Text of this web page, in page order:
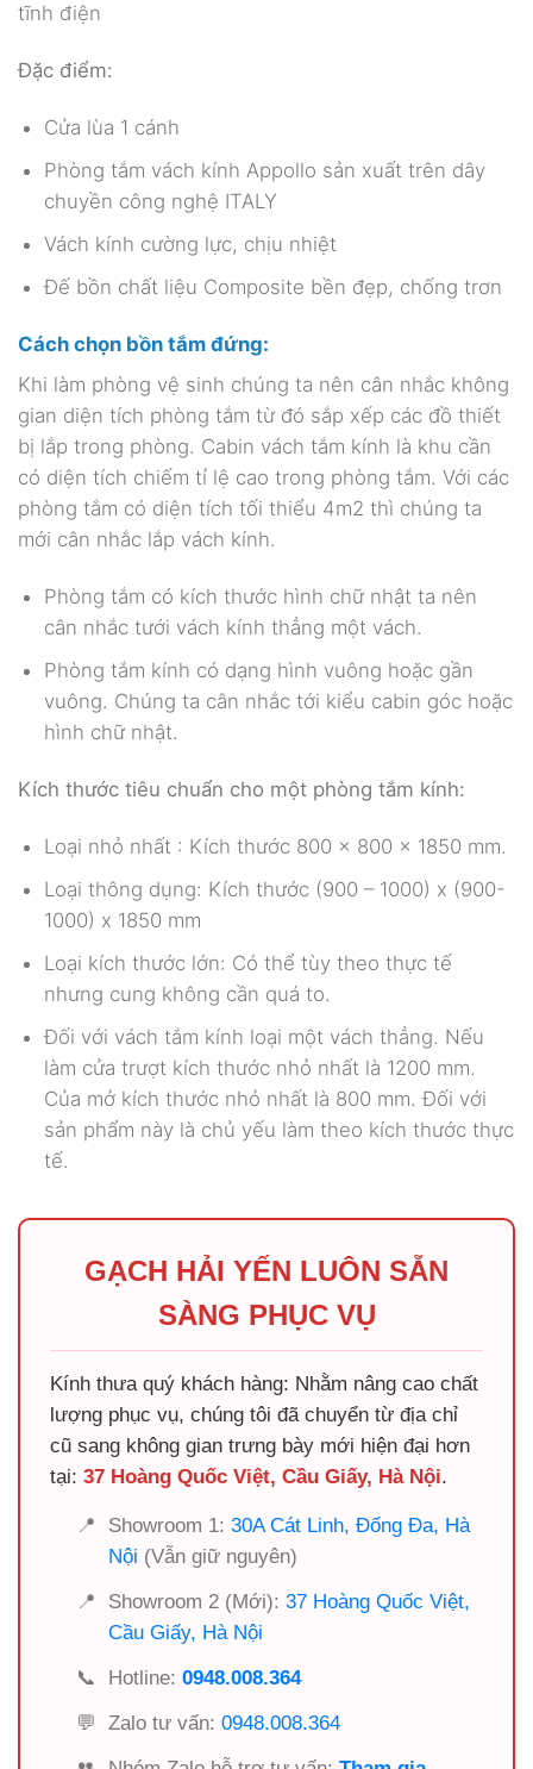
tĩnh điện
Đặc điểm:
Cửa lùa 1 cánh
Phòng tắm vách kính Appollo sản xuất trên dây
chuyền công nghệ ITALY
Vách kính cường lực, chịu nhiệt
Đế bồn chất liệu Composite bền đẹp, chống trơn
Cách chọn bồn tắm đứng:
Khi làm phòng vệ sinh chúng ta nên cân nhắc không
gian diện tích phòng tắm từ đó sắp xếp các đồ thiết
bị lắp trong phòng. Cabin vách tắm kính là khu cần
có diện tích chiếm tỉ lệ cao trong phòng tắm. Với các
phòng tắm có diện tích tối thiểu 4m2 thì chúng ta
mới cân nhắc lắp vách kính.
Phòng tắm có kích thước hình chữ nhật ta nên
cân nhắc tưới vách kính thẳng một vách.
Phòng tắm kính có dạng hình vuông hoặc gần
vuông. Chúng ta cân nhắc tới kiểu cabin góc hoặc
hình chữ nhật.
Kích thước tiêu chuẩn cho một phòng tắm kính:
Loại nhỏ nhất : Kích thước 800 x 800 x 1850 mm.
Loại thông dụng: Kích thước (900 – 1000) x (900-
1000) x 1850 mm
Loại kích thước lớn: Có thể tùy theo thực tế
nhưng cung không cần quá to.
Đối với vách tắm kính loại một vách thẳng. Nếu
làm cửa trượt kích thước nhỏ nhất là 1200 mm.
Của mở kích thước nhỏ nhất là 800 mm. Đối với
sản phẩm này là chủ yếu làm theo kích thước thực
tế.
GẠCH HẢI YẾN LUÔN SẴN
SÀNG PHỤC VỤ
Kính thưa quý khách hàng: Nhằm nâng cao chất
lượng phục vụ, chúng tôi đã chuyển từ địa chỉ
cũ sang không gian trưng bày mới hiện đại hơn
tại: 37 Hoàng Quốc Việt, Cầu Giấy, Hà Nội.
📍 Showroom 1: 30A Cát Linh, Đống Đa, Hà
Nội (Vẫn giữ nguyên)
📍
Showroom 2 (Mới): 37 Hoàng Quốc Việt,
Cầu Giấy, Hà Nội
📞
Hotline: 0948.008.364
💬
Zalo tư vấn: 0948.008.364